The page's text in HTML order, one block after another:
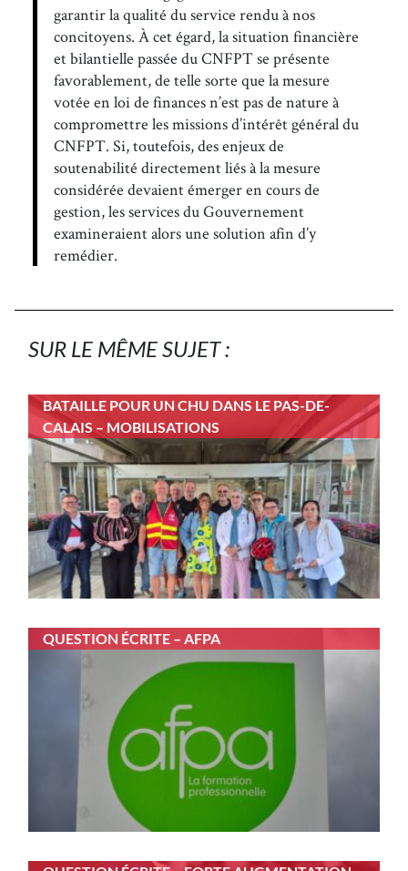
garantir la qualité du service rendu à nos
concitoyens. À cet égard, la situation financière
et bilantielle passée du CNFPT se présente
favorablement, de telle sorte que la mesure
votée en loi de finances n’est pas de nature à
compromettre les missions d’intérêt général du
CNFPT. Si, toutefois, des enjeux de
soutenabilité directement liés à la mesure
considérée devaient émerger en cours de
gestion, les services du Gouvernement
examineraient alors une solution afin d’y
remédier.
SUR LE MÊME SUJET :
BATAILLE POUR UN CHU DANS LE PAS-DE-
CALAIS – MOBILISATIONS
QUESTION ÉCRITE – AFPA